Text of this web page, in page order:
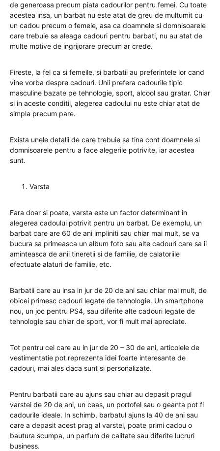
de generoasa precum piata cadourilor pentru femei. Cu toate
acestea insa, un barbat nu este atat de greu de multumit cu
un cadou precum o femeie, asa ca doamnele si domnisoarele
care trebuie sa aleaga cadouri pentru barbati, nu au atat de
multe motive de ingrijorare precum ar crede.
Fireste, la fel ca si femeile, si barbatii au preferintele lor cand
vine vorba despre cadouri. Unii prefera cadourile tipic
masculine bazate pe tehnologie, sport, alcool sau gratar. Chiar
si in aceste conditii, alegerea cadoului nu este chiar atat de
simpla precum pare.
Exista unele detalii de care trebuie sa tina cont doamnele si
domnisoarele pentru a face alegerile potrivite, iar acestea
sunt.
Varsta
Fara doar si poate, varsta este un factor determinant in
alegerea cadoului potrivit pentru un barbat. De exemplu, un
barbat care are 60 de ani impliniti sau chiar mai mult, se va
bucura sa primeasca un album foto sau alte cadouri care sa ii
aminteasca de anii tineretii si de familie, de calatoriile
efectuate alaturi de familie, etc.
Barbatii care au insa in jur de 20 de ani sau chiar mai mult, de
obicei primesc cadouri legate de tehnologie. Un smartphone
nou, un joc pentru PS4, sau diferite alte cadouri legate de
tehnologie sau chiar de sport, vor fi mult mai apreciate.
Tot pentru cei care au in jur de 20 – 30 de ani, articolele de
vestimentatie pot reprezenta idei foarte interesante de
cadouri, mai ales daca sunt si personalizate.
Pentru barbatii care au ajuns sau chiar au depasit pragul
varstei de 20 de ani, un ceas, un portofel sau o geanta pot fi
cadourile ideale. In schimb, barbatul ajuns la 40 de ani sau
care a depasit acest prag al varstei, poate primi cadou o
bautura scumpa, un parfum de calitate sau diferite lucruri
business.